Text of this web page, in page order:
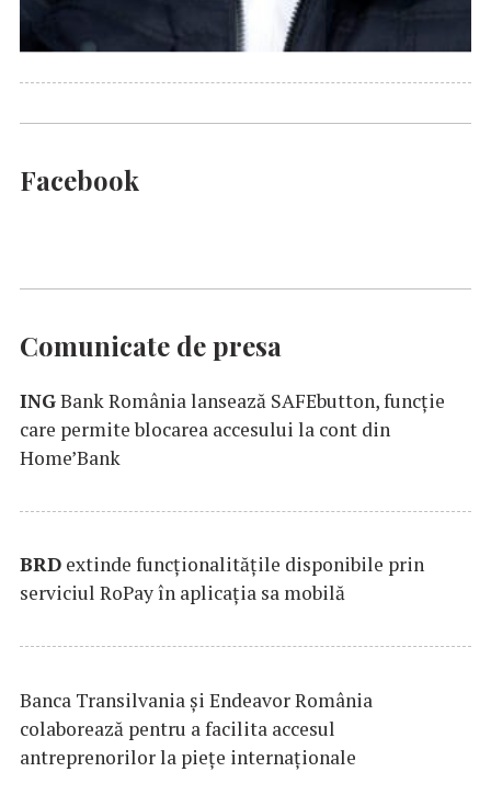
Facebook
Comunicate de presa
INGBank România lansează SAFEbutton, funcţie
care permite blocarea accesului la cont din
Home’Bank
BRD extinde funcţionalităţile disponibile prin
serviciul RoPay în aplicaţia sa mobilă
Banca Transilvania şi Endeavor România
colaborează pentru a facilita accesul
antreprenorilor la pieţe internaţionale